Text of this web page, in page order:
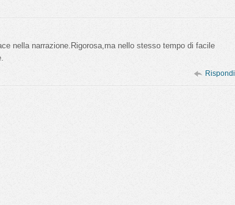
nella narrazione.Rigorosa,ma nello stesso tempo di facile
Rispondi